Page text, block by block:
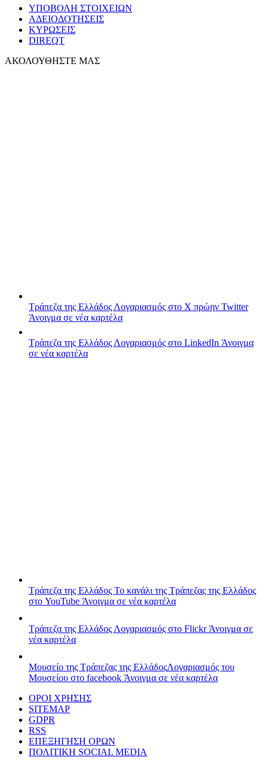
ΥΠΟΒΟΛΗ ΣΤΟΙΧΕΙΩΝ
ΑΔΕΙΟΔΟΤΗΣΕΙΣ
ΚΥΡΩΣΕΙΣ
DIREQT
ΑΚΟΛΟΥΘΗΣΤΕ ΜΑΣ
Τράπεζα της Ελλάδος Λογαριασμός στο X πρώην Twitter
Άνοιγμα σε νέα καρτέλα
Τράπεζα της Ελλάδος Λογαριασμός στο LinkedIn Άνοιγμα
σε νέα καρτέλα
Τράπεζα της Ελλάδος Το κανάλι της Τράπεζας της Ελλάδος
στο YouTube Άνοιγμα σε νέα καρτέλα
Τράπεζα της Ελλάδος Λογαριασμός στο FlickrΆνοιγμα σε
νέα καρτέλα
Μουσείο της Τράπεζας της ΕλλάδοςΛογαριασμός του
Μουσείου στο facebook Άνοιγμα σε νέα καρτέλα
ΟΡΟΙ ΧΡΗΣΗΣ
SITEMAP
GDPR
RSS
ΕΠΕΞΗΓΗΣΗ ΟΡΩΝ
ΠΟΛΙΤΙΚΗ SOCIAL MEDIA